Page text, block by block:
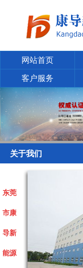
网站首页
客户服务
关于我们
东莞
市康
导新
能源